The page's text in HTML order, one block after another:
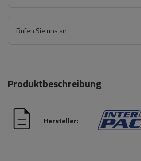
Rufen Sie uns an
Produktbeschreibung
Hersteller: